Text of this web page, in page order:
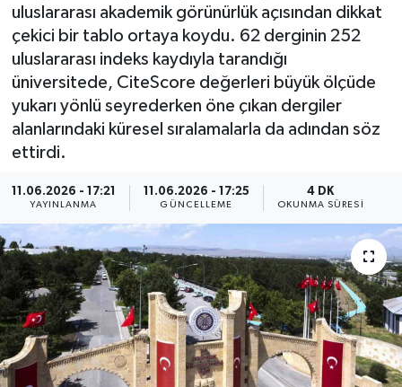
uluslararası akademik görünürlük açısından dikkat
çekici bir tablo ortaya koydu. 62 derginin 252
uluslararası indeks kaydıyla tarandığı
üniversitede, CiteScore değerleri büyük ölçüde
yukarı yönlü seyrederken öne çıkan dergiler
alanlarındaki küresel sıralamalarla da adından söz
ettirdi.
11.06.2026 - 17:21
YAYINLANMA
11.06.2026 - 17:25
GÜNCELLEME
4 DK
OKUNMA SÜRESI
ÇEVRE
Dış Haberler
Dünya
EKONOMİ
English News
Finans
Flaş Haber